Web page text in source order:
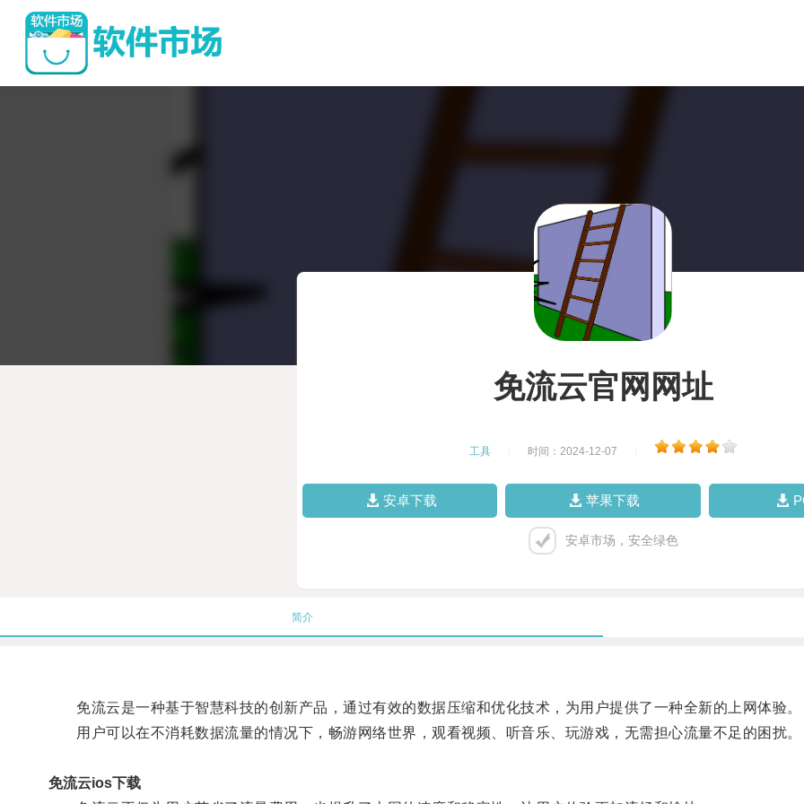
免流云官网网址
工具 时间：2024-12-07
安卓下载 苹果下载
安卓市场，安全绿色
简介
免流云是一种基于智慧科技的创新产品，通过有效的数据压缩和优化技术，为用户提供了一种全新的上网体验。
用户可以在不消耗数据流量的情况下，畅游网络世界，观看视频、听音乐、玩游戏，无需担心流量不足的困扰。
免流云ios下载